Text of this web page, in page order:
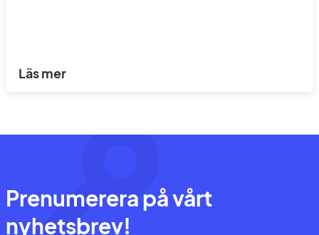
Läs mer
Prenumerera på vårt
nyhetsbrev!